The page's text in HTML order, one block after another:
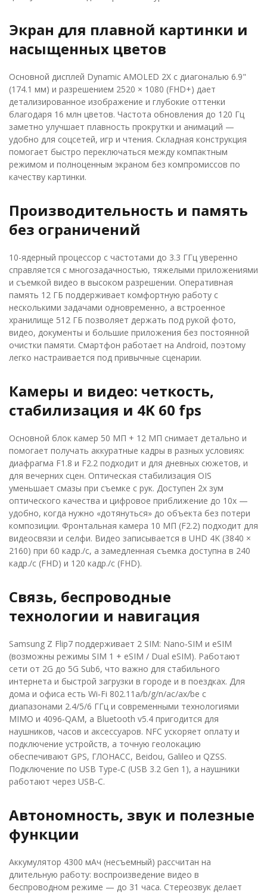
Экран для плавной картинки и
насыщенных цветов
Основной дисплей Dynamic AMOLED 2X с диагональю 6.9"
(174.1 мм) и разрешением 2520 × 1080 (FHD+) дает
детализированное изображение и глубокие оттенки
благодаря 16 млн цветов. Частота обновления до 120 Гц
заметно улучшает плавность прокрутки и анимаций —
удобно для соцсетей, игр и чтения. Складная конструкция
помогает быстро переключаться между компактным
режимом и полноценным экраном без компромиссов по
качеству картинки.
Производительность и память
без ограничений
10-ядерный процессор с частотами до 3.3 ГГц уверенно
справляется с многозадачностью, тяжелыми приложениями
и съемкой видео в высоком разрешении. Оперативная
память 12 ГБ поддерживает комфортную работу с
несколькими задачами одновременно, а встроенное
хранилище 512 ГБ позволяет держать под рукой фото,
видео, документы и большие приложения без постоянной
очистки памяти. Смартфон работает на Android, поэтому
легко настраивается под привычные сценарии.
Камеры и видео: четкость,
стабилизация и 4K 60 fps
Основной блок камер 50 МП + 12 МП снимает детально и
помогает получать аккуратные кадры в разных условиях:
диафрагма F1.8 и F2.2 подходит и для дневных сюжетов, и
для вечерних сцен. Оптическая стабилизация OIS
уменьшает смазы при съемке с рук. Доступен 2x зум
оптического качества и цифровое приближение до 10x —
удобно, когда нужно «дотянуться» до объекта без потери
композиции. Фронтальная камера 10 МП (F2.2) подходит для
видеосвязи и селфи. Видео записывается в UHD 4K (3840 ×
2160) при 60 кадр./с, а замедленная съемка доступна в 240
кадр./с (FHD) и 120 кадр./с (FHD).
Связь, беспроводные
технологии и навигация
Samsung Z Flip7 поддерживает 2 SIM: Nano‑SIM и eSIM
(возможны режимы SIM 1 + eSIM / Dual eSIM). Работают
сети от 2G до 5G Sub6, что важно для стабильного
интернета и быстрой загрузки в городе и в поездках. Для
дома и офиса есть Wi‑Fi 802.11a/b/g/n/ac/ax/be с
диапазонами 2.4/5/6 ГГц и современными технологиями
MIMO и 4096‑QAM, а Bluetooth v5.4 пригодится для
наушников, часов и аксессуаров. NFC ускоряет оплату и
подключение устройств, а точную геолокацию
обеспечивают GPS, ГЛОНАСС, Beidou, Galileo и QZSS.
Подключение по USB Type‑C (USB 3.2 Gen 1), а наушники
работают через USB‑C.
Автономность, звук и полезные
функции
Аккумулятор 4300 мАч (несъемный) рассчитан на
длительную работу: воспроизведение видео в
беспроводном режиме — до 31 часа. Стереозвук делает